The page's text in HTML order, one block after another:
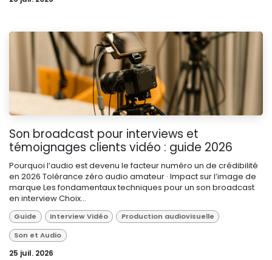
Son broadcast pour interviews et
témoignages clients vidéo : guide 2026
Pourquoi l’audio est devenu le facteur numéro un de crédibilité
en 2026 Tolérance zéro audio amateur · Impact sur l’image de
marque Les fondamentaux techniques pour un son broadcast
en interview Choix...
Guide Interview Vidéo
Production audiovisuelle
Son et Audio
25 juil. 2026